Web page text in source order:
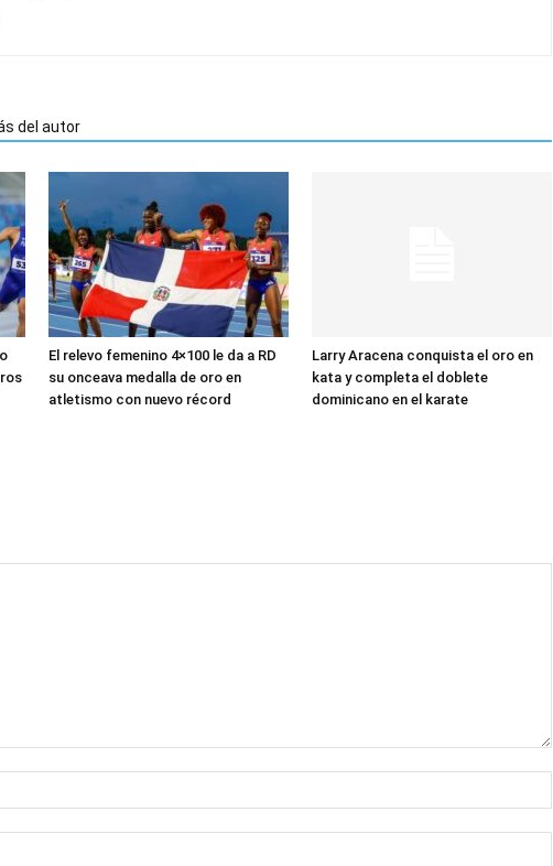
del autor
El relevo femenino 4×100 le da a RD
su onceava medalla de oro en
atletismo con nuevo récord
Larry Aracena conquista el oro en
kata y completa el doblete
dominicano en el karate